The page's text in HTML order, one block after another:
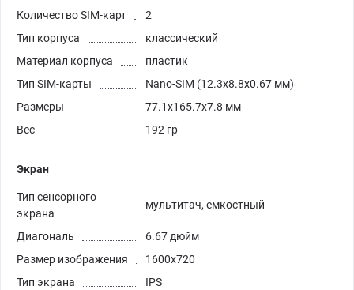
Количество SIM-карт
2
Тип корпуса
классический
Материал корпуса
пластик
Тип SIM-карты
Nano-SIM (12.3x8.8x0.67 мм)
Размеры
77.1x165.7x7.8 мм
Вес
192 гр
Экран
Тип сенсорного
экрана
мультитач, емкостный
Диагональ
6.67 дюйм
Размер изображения
1600x720
Тип экрана
IPS